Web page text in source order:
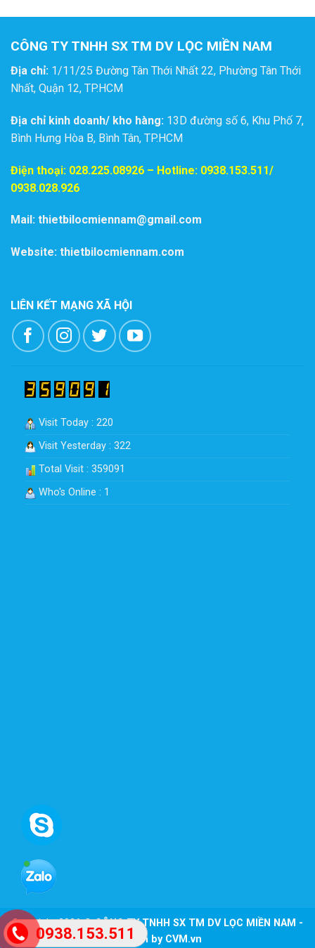
0938.153.511
CÔNG TY TNHH SX TM DV LỌC MIỀN NAM
Địa chỉ: 1/11/25 Đường Tân Thới Nhất 22, Phường Tân Thới
Nhất, Quận 12, TP.HCM
Địa chỉ kinh doanh/ kho hàng: 13D đường số 6, Khu Phố 7,
Bình Hưng Hòa B, Bình Tân, TP.HCM
Điện thoại: 028.225.08926 – Hotline: 0938.153.511/
0938.028.926
Mail: thietbilocmiennam@gmail.com
Website: thietbilocmiennam.com
LIÊN KẾT MẠNG XÃ HỘI
Visit Today : 220
Visit Yesterday : 322
Total Visit : 359091
Who's Online : 1
Copyright 2026 ©CÔNG TY TNHH SX TM DV LỌC MIỀN NAM -
Design by CVM.vn